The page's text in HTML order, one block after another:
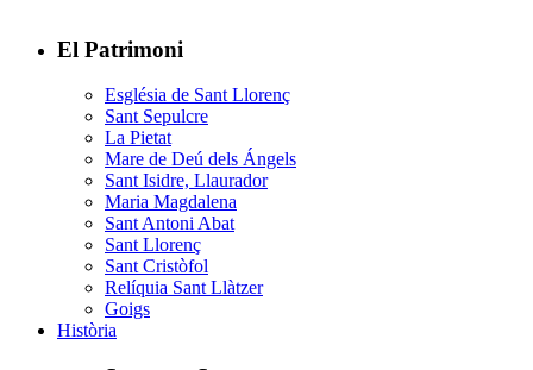
El Patrimoni
Església de Sant Llorenç
Sant Sepulcre
La Pietat
Mare de Deú dels Ángels
Sant Isidre, Llaurador
Maria Magdalena
Sant Antoni Abat
Sant Llorenç
Sant Cristòfol
Relíquia Sant Llàtzer
Goigs
Història